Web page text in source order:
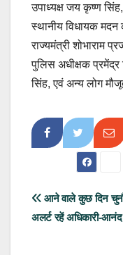
उपाध्यक्ष जय कृष्ण
स्थानीय विधायक मदन
राज्यमंत्री शोभाराम
पुलिस अधीक्षक
सिंह, एवं अन्य लोग
Post
आने वाले कुछ दिन
अलर्ट रहें अधिकारी-आनंद